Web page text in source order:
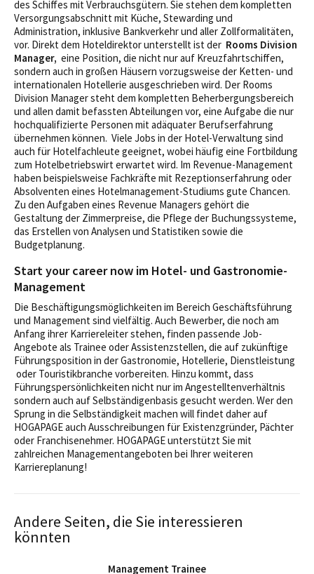
des Schiffes mit Verbrauchsgütern. Sie stehen dem kompletten
Versorgungsabschnitt mit Küche, Stewarding und
Administration, inklusive Bankverkehr und aller Zollformalitäten,
vor. Direkt dem Hoteldirektor unterstellt ist der Rooms Division
Manager, eine Position, die nicht nur auf Kreuzfahrtschiffen,
sondern auch in großen Häusern vorzugsweise der Ketten- und
internationalen Hotellerie ausgeschrieben wird. Der Rooms
Division Manager steht dem kompletten Beherbergungsbereich
und allen damit befassten Abteilungen vor, eine Aufgabe die nur
hochqualifizierte Personen mit adäquater Berufserfahrung
übernehmen können. Viele Jobs in der Hotel-Verwaltung sind
auch für Hotelfachleute geeignet, wobei häufig eine Fortbildung
zum Hotelbetriebswirt erwartet wird. Im Revenue-Management
haben beispielsweise Fachkräfte mit Rezeptionserfahrung oder
Absolventen eines Hotelmanagement-Studiums gute Chancen.
Zu den Aufgaben eines Revenue Managers gehört die
Gestaltung der Zimmerpreise, die Pflege der Buchungssysteme,
das Erstellen von Analysen und Statistiken sowie die
Budgetplanung.
Start your career now im Hotel- und Gastronomie-
Management
Die Beschäftigungsmöglichkeiten im Bereich Geschäftsführung
und Management sind vielfältig. Auch Bewerber, die noch am
Anfang ihrer Karriereleiter stehen, finden passende Job-
Angebote als Trainee oder Assistenzstellen, die auf zukünftige
Führungsposition in der Gastronomie, Hotellerie, Dienstleistung
oder Touristikbranche vorbereiten. Hinzu kommt, dass
Führungspersönlichkeiten nicht nur im Angestelltenverhältnis
sondern auch auf Selbständigenbasis gesucht werden. Wer den
Sprung in die Selbständigkeit machen will findet daher auf
HOGAPAGE auch Ausschreibungen für Existenzgründer, Pächter
oder Franchisenehmer. HOGAPAGE unterstützt Sie mit
zahlreichen Managementangeboten bei Ihrer weiteren
Karriereplanung!
Andere Seiten, die Sie interessieren
könnten
Management Trainee